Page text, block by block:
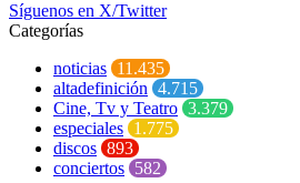
Síguenos en X/Twitter
Categorías
noticias 11.435
altadefinición 4.715
Cine, Tv y Teatro 3.379
especiales 1.775
discos 893
conciertos 582